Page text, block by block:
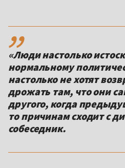
,,
«Люди настолько
нормальному
настолько не хотят
дрожать там, что они
другого, когда
то причинам сходит с
собеседник.